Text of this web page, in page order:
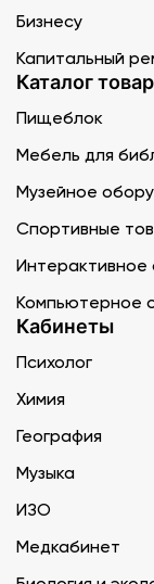
Бизнесу
Капитальный
Каталог
Пищеблок
Мебель для
Музейное
Спортивные
Компьютерное
Кабинеты
Психолог
Химия
География
Музыка
ИЗО
Медкабинет